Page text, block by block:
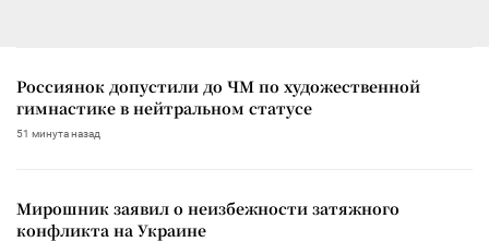
Россиянок допустили до ЧМ по художественной
гимнастике в нейтральном статусе
51 минута назад
Мирошник заявил о неизбежности затяжного
конфликта на Украине